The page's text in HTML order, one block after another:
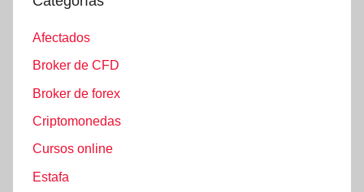
Afectados
Broker de CFD
Broker de forex
Criptomonedas
Cursos online
Estafa